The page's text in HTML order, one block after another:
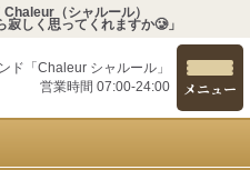
（シャルール）
しく思ってくれますか🥲」
ド「Chaleur シャルール」
営業時間 07:00-24:00
メニュー